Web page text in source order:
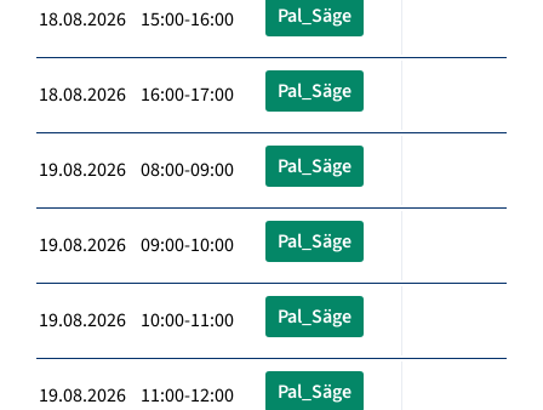
18.08.2026 15:00-16:00 Pal_Säge
18.08.2026 16:00-17:00 Pal_Säge
19.08.2026 08:00-09:00 Pal_Säge
19.08.2026 09:00-10:00 Pal_Säge
19.08.2026 10:00-11:00 Pal_Säge
19.08.2026 11:00-12:00 Pal_Säge